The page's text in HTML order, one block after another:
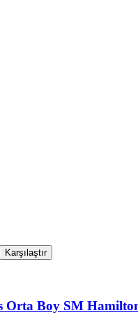
Karşılaştır
Orta Boy SM